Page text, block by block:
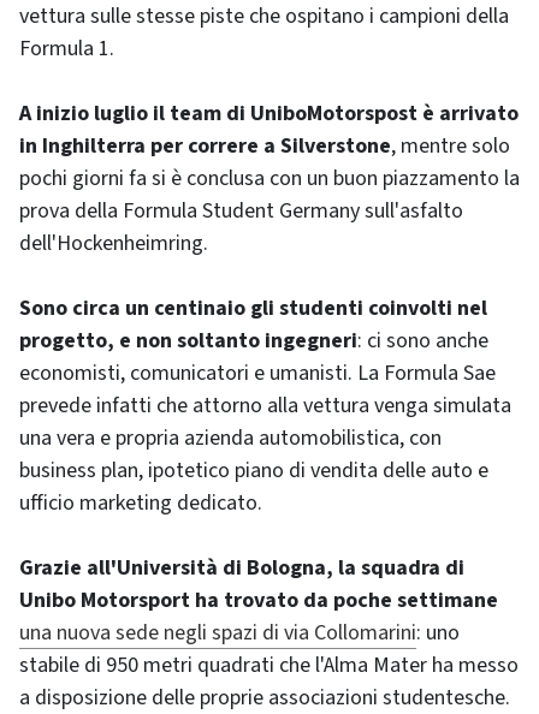
vettura sulle stesse piste che ospitano i campioni della
Formula 1.
A inizio luglio il team di UniboMotorspost è arrivato
in Inghilterra per correre a Silverstone, mentre solo
pochi giorni fa si è conclusa con un buon piazzamento la
prova della Formula Student Germany sull'asfalto
dell'Hockenheimring.
Sono circa un centinaio gli studenti coinvolti nel
progetto, e non soltanto ingegneri: ci sono anche
economisti, comunicatori e umanisti. La Formula Sae
prevede infatti che attorno alla vettura venga simulata
una vera e propria azienda automobilistica, con
business plan, ipotetico piano di vendita delle auto e
ufficio marketing dedicato.
Grazie all'Università di Bologna, la squadra di
Unibo Motorsport ha trovato da poche settimane
una nuova sede negli spazi di via Collomarini: uno
stabile di 950 metri quadrati che l'Alma Mater ha messo
a disposizione delle proprie associazioni studentesche.